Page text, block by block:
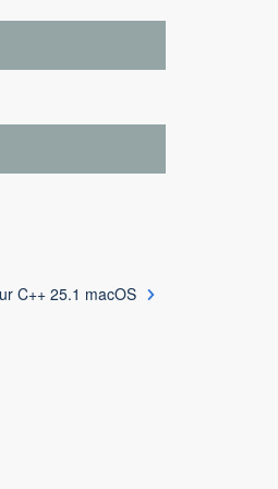
C++ 25.1 macOS